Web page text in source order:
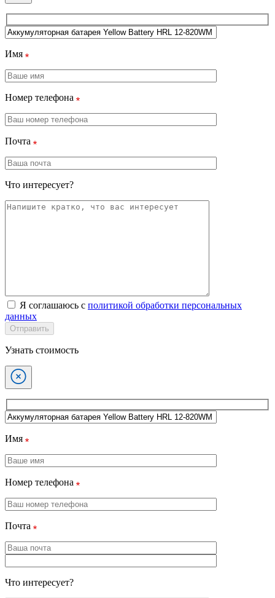
Имя
Номер телефона
Почта
Что интересует?
Я соглашаюсь с политикой обработки персональных
данных
Отправить
Узнать стоимость
Имя
Номер телефона
Почта
Что интересует?